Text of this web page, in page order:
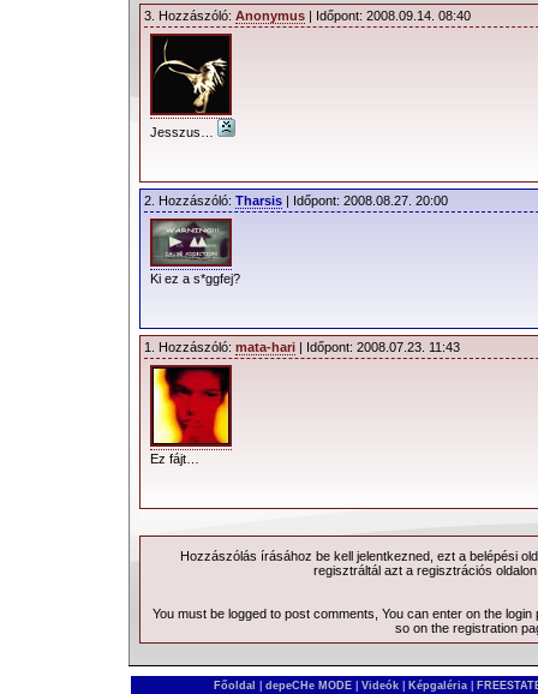
3. Hozzászóló: Anonymus | Időpont: 2008.09.14. 08:40
Jesszus…
2. Hozzászóló: Tharsis | Időpont: 2008.08.27. 20:00
Ki ez a s*ggfej?
1. Hozzászóló: mata-hari | Időpont: 2008.07.23. 11:43
Ez fájt…
Hozzászólás írásához be kell jelentkezned, ezt a belépési
regisztráltál azt a regisztrációs
You must be logged to post comments, You can enter on the login
so on the registration
Főoldal depeCHe MODE Videók Képgaléria